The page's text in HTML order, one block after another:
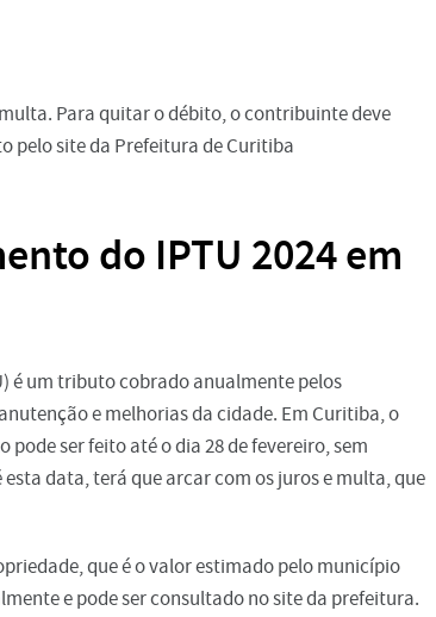
Para quitar o débito, o contribuinte deve
pelo site da Prefeitura de Curitiba
do IPTU 2024 em
é um tributo cobrado anualmente pelos
e melhorias da cidade. Em Curitiba, o
pode ser feito até o dia 28 de fevereiro, sem
data, terá que arcar com os juros e multa, que
que é o valor estimado pelo município
e pode ser consultado no site da prefeitura.